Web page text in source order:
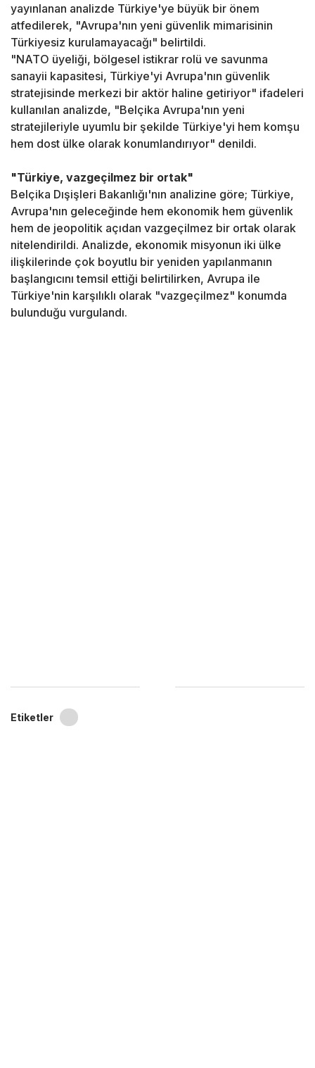
yayınlanan analizde Türkiye'ye büyük bir önem
atfedilerek, "Avrupa'nın yeni güvenlik mimarisinin
Türkiyesiz kurulamayacağı" belirtildi.
"NATO üyeliği, bölgesel istikrar rolü ve savunma
sanayii kapasitesi, Türkiye'yi Avrupa'nın güvenlik
stratejisinde merkezi bir aktör haline getiriyor" ifadeleri
kullanılan analizde, "Belçika Avrupa'nın yeni
stratejileriyle uyumlu bir şekilde Türkiye'yi hem komşu
hem dost ülke olarak konumlandırıyor" denildi.
"Türkiye, vazgeçilmez bir ortak"
Belçika Dışişleri Bakanlığı'nın analizine göre; Türkiye,
Avrupa'nın geleceğinde hem ekonomik hem güvenlik
hem de jeopolitik açıdan vazgeçilmez bir ortak olarak
nitelendirildi. Analizde, ekonomik misyonun iki ülke
ilişkilerinde çok boyutlu bir yeniden yapılanmanın
başlangıcını temsil ettiği belirtilirken, Avrupa ile
Türkiye'nin karşılıklı olarak "vazgeçilmez" konumda
bulunduğu vurgulandı.
Etiketler